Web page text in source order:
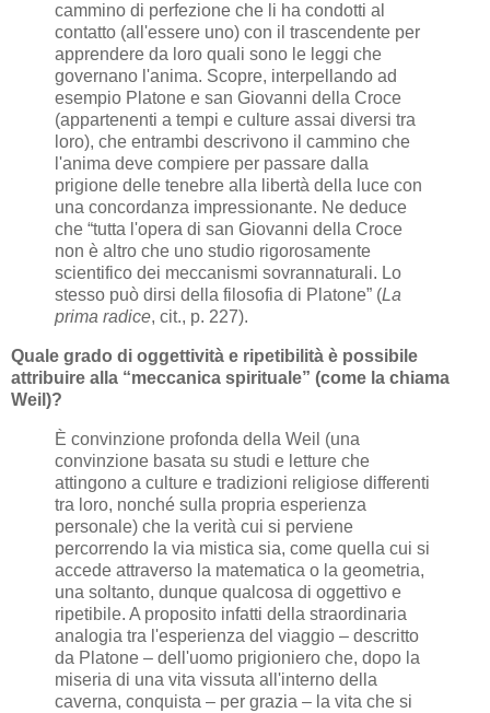
cammino di perfezione che li ha condotti al
contatto (all'essere uno) con il trascendente per
apprendere da loro quali sono le leggi che
governano l'anima. Scopre, interpellando ad
esempio Platone e san Giovanni della Croce
(appartenenti a tempi e culture assai diversi tra
loro), che entrambi descrivono il cammino che
l'anima deve compiere per passare dalla
prigione delle tenebre alla libertà della luce con
una concordanza impressionante. Ne deduce
che “tutta l'opera di san Giovanni della Croce
non è altro che uno studio rigorosamente
scientifico dei meccanismi sovrannaturali. Lo
stesso può dirsi della filosofia di Platone” (La
prima radice, cit., p. 227).
Quale grado di oggettività e ripetibilità è possibile
attribuire alla “meccanica spirituale” (come la chiama
Weil)?
È convinzione profonda della Weil (una
convinzione basata su studi e letture che
attingono a culture e tradizioni religiose differenti
tra loro, nonché sulla propria esperienza
personale) che la verità cui si perviene
percorrendo la via mistica sia, come quella cui si
accede attraverso la matematica o la geometria,
una soltanto, dunque qualcosa di oggettivo e
ripetibile. A proposito infatti della straordinaria
analogia tra l'esperienza del viaggio – descritto
da Platone – dell'uomo prigioniero che, dopo la
miseria di una vita vissuta all'interno della
caverna, conquista – per grazia – la vita che si